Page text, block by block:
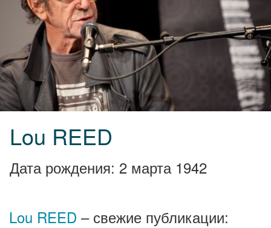
Lou REED
Дата рождения: 2 марта 1942
Lou REED – свежие публикации: